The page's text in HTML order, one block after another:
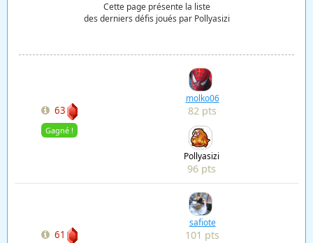
Cette page présente la liste
des derniers défis joués par Pollyasizi
63
Gagné !
molko06
82 pts
Pollyasizi
96 pts
61
safiote
101 pts